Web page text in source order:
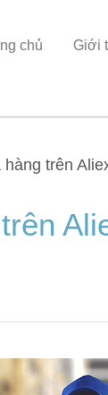
chủ Giới
trên